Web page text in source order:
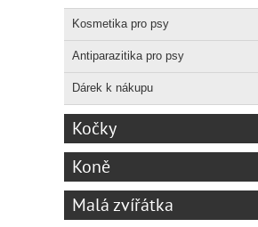
Kosmetika pro psy
Antiparazitika pro psy
Dárek k nákupu
Kočky
Koně
Malá zvířátka